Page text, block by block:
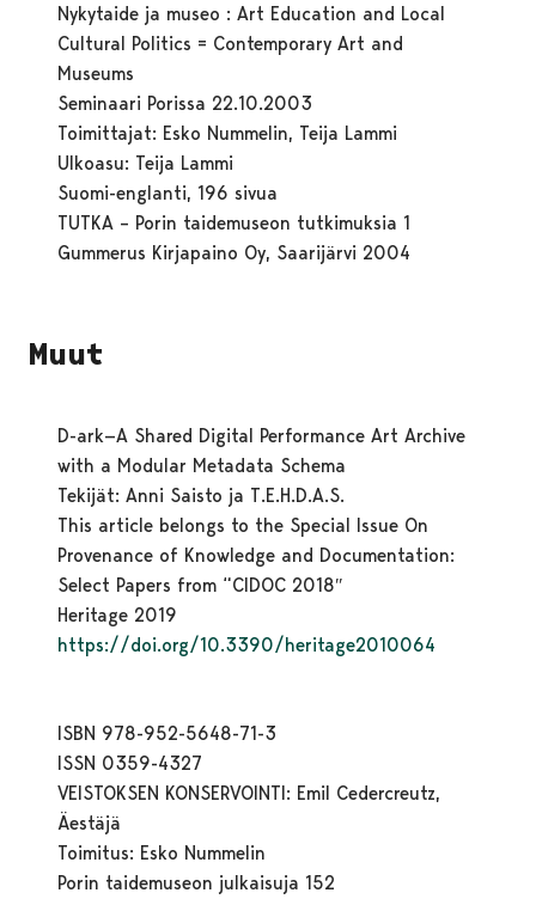
Nykytaide ja museo : Art Education and Local
Cultural Politics = Contemporary Art and
Museums
Seminaari Porissa 22.10.2003
Toimittajat: Esko Nummelin, Teija Lammi
Ulkoasu: Teija Lammi
Suomi-englanti, 196 sivua
TUTKA – Porin taidemuseon tutkimuksia 1
Gummerus Kirjapaino Oy, Saarijärvi 2004
Muut
D-ark—A Shared Digital Performance Art Archive
with a Modular Metadata Schema
Tekijät: Anni Saisto ja T.E.H.D.A.S.
This article belongs to the Special Issue On
Provenance of Knowledge and Documentation:
Select Papers from “CIDOC 2018″
Heritage 2019
https://doi.org/10.3390/heritage2010064
ISBN 978-952-5648-71-3
ISSN 0359-4327
VEISTOKSEN KONSERVOINTI: Emil Cedercreutz,
Äestäjä
Toimitus: Esko Nummelin
Porin taidemuseon julkaisuja 152